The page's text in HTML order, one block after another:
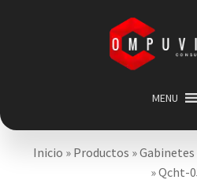
Saltar
navegación
contenido
MENU
Inicio
Inicio » Productos »Gabinetes
»Qcht-